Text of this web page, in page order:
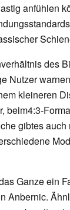
anfühlen
des
Nutzer
kleineren
beim4:3-
gibtes auch
Ganze ein
Anbernic.